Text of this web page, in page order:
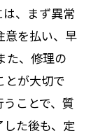
、まず異常
意を払い、早
た、修理の
とが大切で
ことで、質
た後も、定